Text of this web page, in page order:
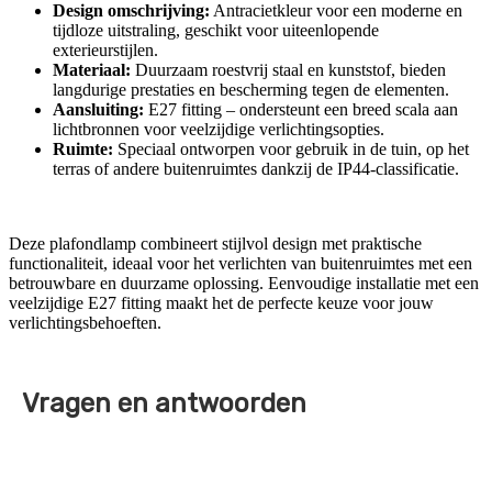
Design omschrijving: Antracietkleur voor een moderne en
tijdloze uitstraling, geschikt voor uiteenlopende
exterieurstijlen.
Materiaal: Duurzaam roestvrij staal en kunststof, bieden
langdurige prestaties en bescherming tegen de elementen.
Aansluiting: E27 fitting – ondersteunt een breed scala aan
lichtbronnen voor veelzijdige verlichtingsopties.
Ruimte: Speciaal ontworpen voor gebruik in de tuin, op het
terras of andere buitenruimtes dankzij de IP44-classificatie.
Deze plafondlamp combineert stijlvol design met praktische
functionaliteit, ideaal voor het verlichten van buitenruimtes met een
betrouwbare en duurzame oplossing. Eenvoudige installatie met een
veelzijdige E27 fitting maakt het de perfecte keuze voor jouw
verlichtingsbehoeften.
Vragen en antwoorden